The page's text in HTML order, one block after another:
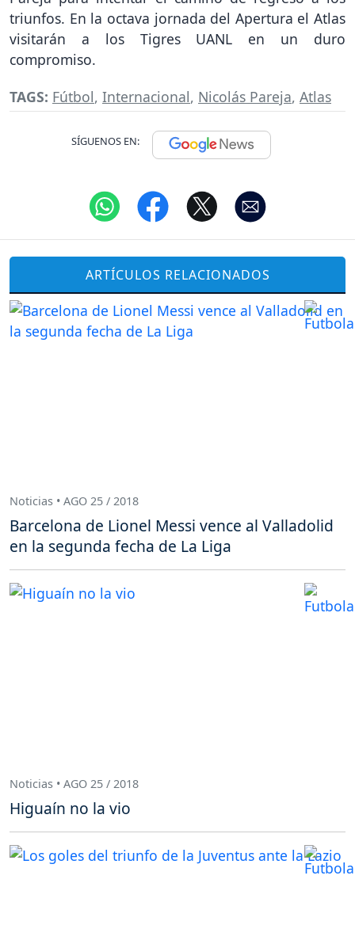
triunfos. En la octava jornada del Apertura el Atlas
visitarán a los Tigres UANL en un duro
compromiso.
TAGS: Fútbol, Internacional, Nicolás Pareja, Atlas
SÍGUENOS EN:
ARTÍCULOS RELACIONADOS
Noticias • AGO 25 / 2018
Barcelona de Lionel Messi vence al Valladolid
en la segunda fecha de La Liga
Noticias • AGO 25 / 2018
Higuaín no la vio